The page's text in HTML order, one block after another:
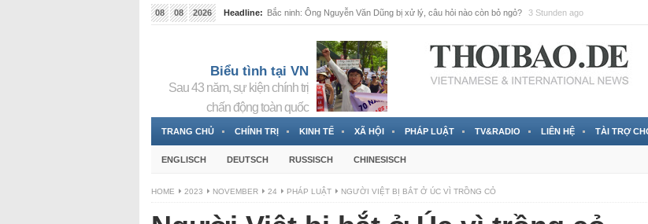
08 08 2026 Headline: Bắc ninh: Ông Nguyễn Văn Dũng bị xử lý, câu hỏi nào còn bỏ ngỏ? 3 Stunden ago
Biểu tình tại VN
Sau 43 năm, sự kiện chính trị
chấn động toàn quốc
TRANG CHỦ CHÍNH TRỊ KINH TẾ XÃ HỘI PHÁP LUẬT TV&RADIO LIÊN HỆ TÀI TRỢ
ENGLISCH DEUTSCH RUSSISCH CHINESISCH
HOME 2023 NOVEMBER 24 PHÁP LUẬT NGƯỜI VIỆT BỊ BẮT Ở ÚC VÌ TRỒNG CỎ